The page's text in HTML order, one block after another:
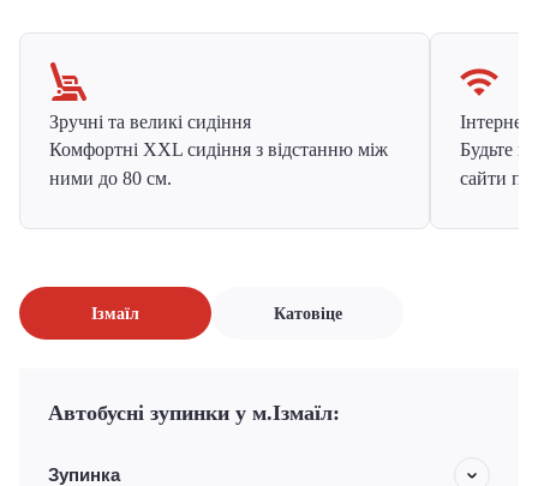
Зручні та великі сидіння
Комфортні XXL сидіння з відстанню між
ними до 80 см.
Інтернет
Будьте
сайти
Ізмаїл Катовіце
Автобусні зупинки у м.Ізмаїл:
Зупинка